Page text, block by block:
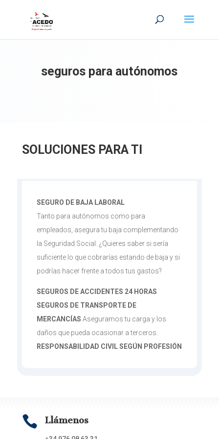
seguros para autónomos
SOLUCIONES PARA TI
SEGURO DE BAJA LABORAL
Tanto para autónomos como para
empleados, asegura tu baja complementando
la Seguridad Social. ¿Quieres saber si sería
suficiente lo que cobrarías estando de baja y si
podrías hacer frente a todos tus gastos?
SEGUROS DE ACCIDENTES 24 HORAS
SEGUROS DE TRANSPORTE DE
MERCANCÍAS Aseguramos tu carga y los
daños que pueda ocasionar a terceros.
RESPONSABILIDAD CIVIL SEGÚN PROFESIÓN
 Llámenos